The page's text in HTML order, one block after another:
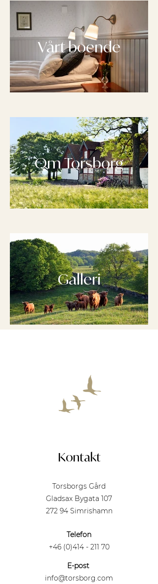
Vårt boende
Om Torsborg
Galleri
Kontakt
Torsborgs Gård
Gladsax Bygata 107
272 94 Simrishamn
Telefon
+46 (0)414 - 211 70
E-post
info@torsborg.com